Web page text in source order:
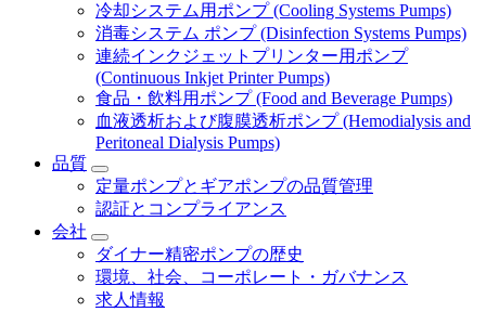
冷却システム用ポンプ (Cooling Systems Pumps)
消毒システム ポンプ (Disinfection Systems Pumps)
連続インクジェットプリンター用ポンプ
(Continuous Inkjet Printer Pumps)
食品・飲料用ポンプ (Food and Beverage Pumps)
血液透析および腹膜透析ポンプ (Hemodialysis and
Peritoneal Dialysis Pumps)
品質
定量ポンプとギアポンプの品質管理
認証とコンプライアンス
会社
ダイナー精密ポンプの歴史
環境、社会、コーポレート・ガバナンス
求人情報